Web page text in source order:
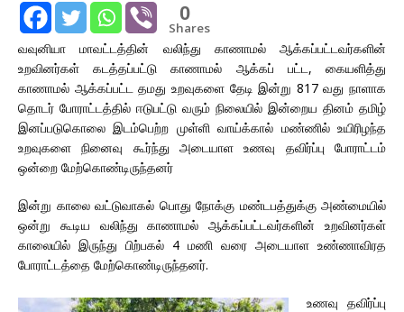
0
Shares
வவுனியா மாவட்டத்தின் வலிந்து காணாமல் ஆக்கப்பட்டவர்களின்
உறவினர்கள் கடத்தப்பட்டு காணாமல் ஆக்கப் பட்ட, கையளித்து
காணாமல் ஆக்கப்பட்ட தமது உறவுகளை தேடி இன்று 817 வது நாளாக
தொடர் போராட்டத்தில் ஈடுபட்டு வரும் நிலையில் இன்றைய தினம் தமிழ்
இனப்படுகொலை இடம்பெற்ற முள்ளி வாய்க்கால் மண்ணில் உயிரிழந்த
உறவுகளை நினைவு கூர்ந்து அடையாள உணவு தவிர்ப்பு போராட்டம்
ஒன்றை மேற்கொண்டிருந்தனர்
இன்று காலை வட்டுவாகல் பொது நோக்கு மண்டபத்துக்கு அண்மையில்
ஒன்று கூடிய வலிந்து காணாமல் ஆக்கப்பட்டவர்களின் உறவினர்கள்
காலையில் இருந்து பிற்பகல் 4 மணி வரை அடையாள உண்ணாவிரத
போராட்டத்தை மேற்கொண்டிருந்தனர்.
உணவு தவிர்ப்பு